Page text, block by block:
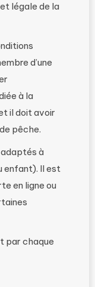
légale de la
d’une
à la
il doit avoir
pêche.
à
enfant). Il est
en ligne ou
par chaque